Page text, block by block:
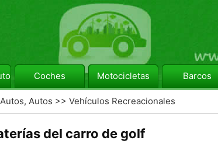
Coches Motocicletas Barcos
Autos, Autos >> Vehículos Recreacionales
del carro de golf